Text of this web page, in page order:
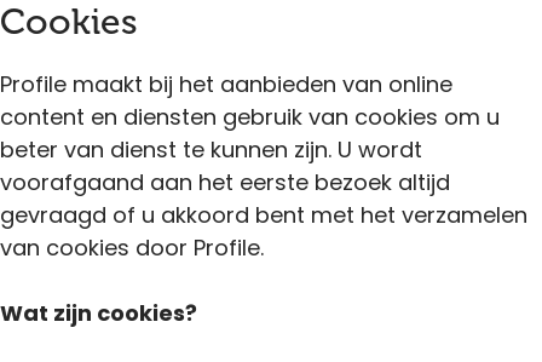
Cookies
Profile maakt bij het aanbieden van online
content en diensten gebruik van cookies om u
beter van dienst te kunnen zijn. U wordt
voorafgaand aan het eerste bezoek altijd
gevraagd of u akkoord bent met het verzamelen
van cookies door Profile.
Wat zijn cookies?